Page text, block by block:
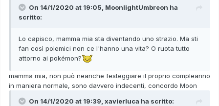
On 14/1/2020 at 19:05, MoonlightUmbreon ha
scritto:
Lo capisco, mamma mia sta diventando uno strazio. Ma sti
fan così polemici non ce l'hanno una vita? O ruota tutto
attorno ai pokémon?
mamma mia, non può neanche festeggiare il proprio compleanno
in maniera normale, sono davvero indecenti, concordo Moon
On 14/1/2020 at 19:39, xavierluca ha scritto: